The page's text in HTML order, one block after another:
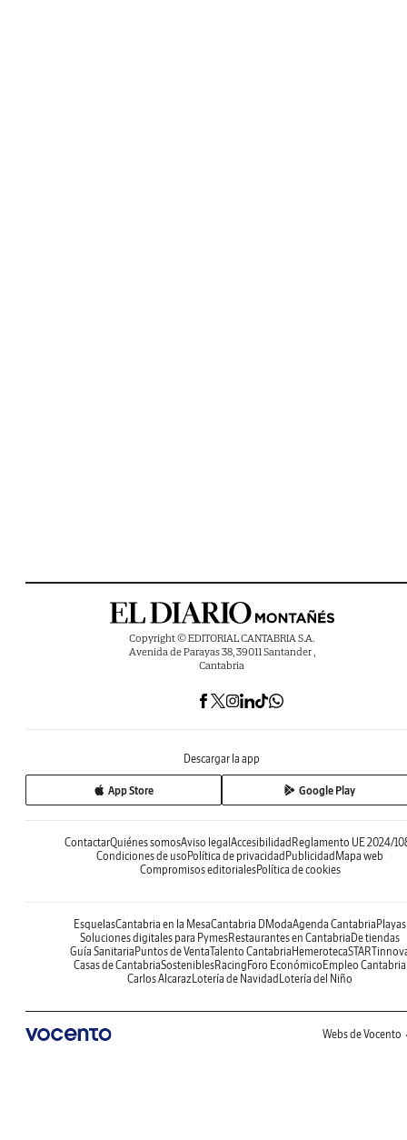
Copyright © EDITORIAL CANTABRIA S.A.
Avenida de Parayas 38, 39011 Santander ,
Cantabria
Descargar la app
App Store Google Play
ContactarQuiénes somosAviso legal Accesibilidad Reglamento UE 2024/
Condiciones de uso Política de privacidad Publicidad Mapa web
Compromisos editorialesPolítica de cookies
EsquelasCantabria en la MesaCantabria DModaAgenda Cantabria Playas
Soluciones digitales para PymesRestaurantes en Cantabria De tiendas
Guía Sanitaria Puntos de VentaTalento Cantabria Hemeroteca
Casas de CantabriaSosteniblesRacing Foro Económico Empleo Cantabria
Carlos AlcarazLotería de Navidad Lotería del Niño
Webs de Vocento